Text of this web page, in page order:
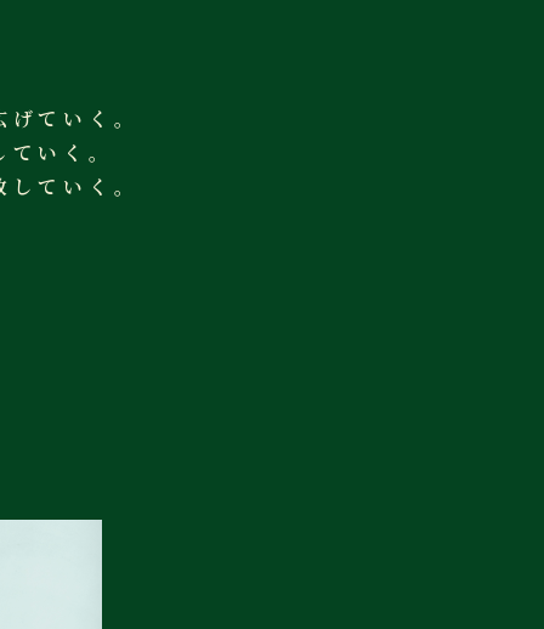
ていく。
いく。
ていく。